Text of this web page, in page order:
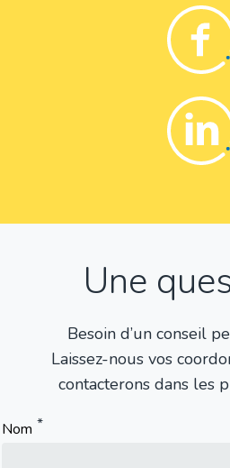
Une
Besoin d’un conseil
Laissez-nous vos
contacterons dans les
Nom